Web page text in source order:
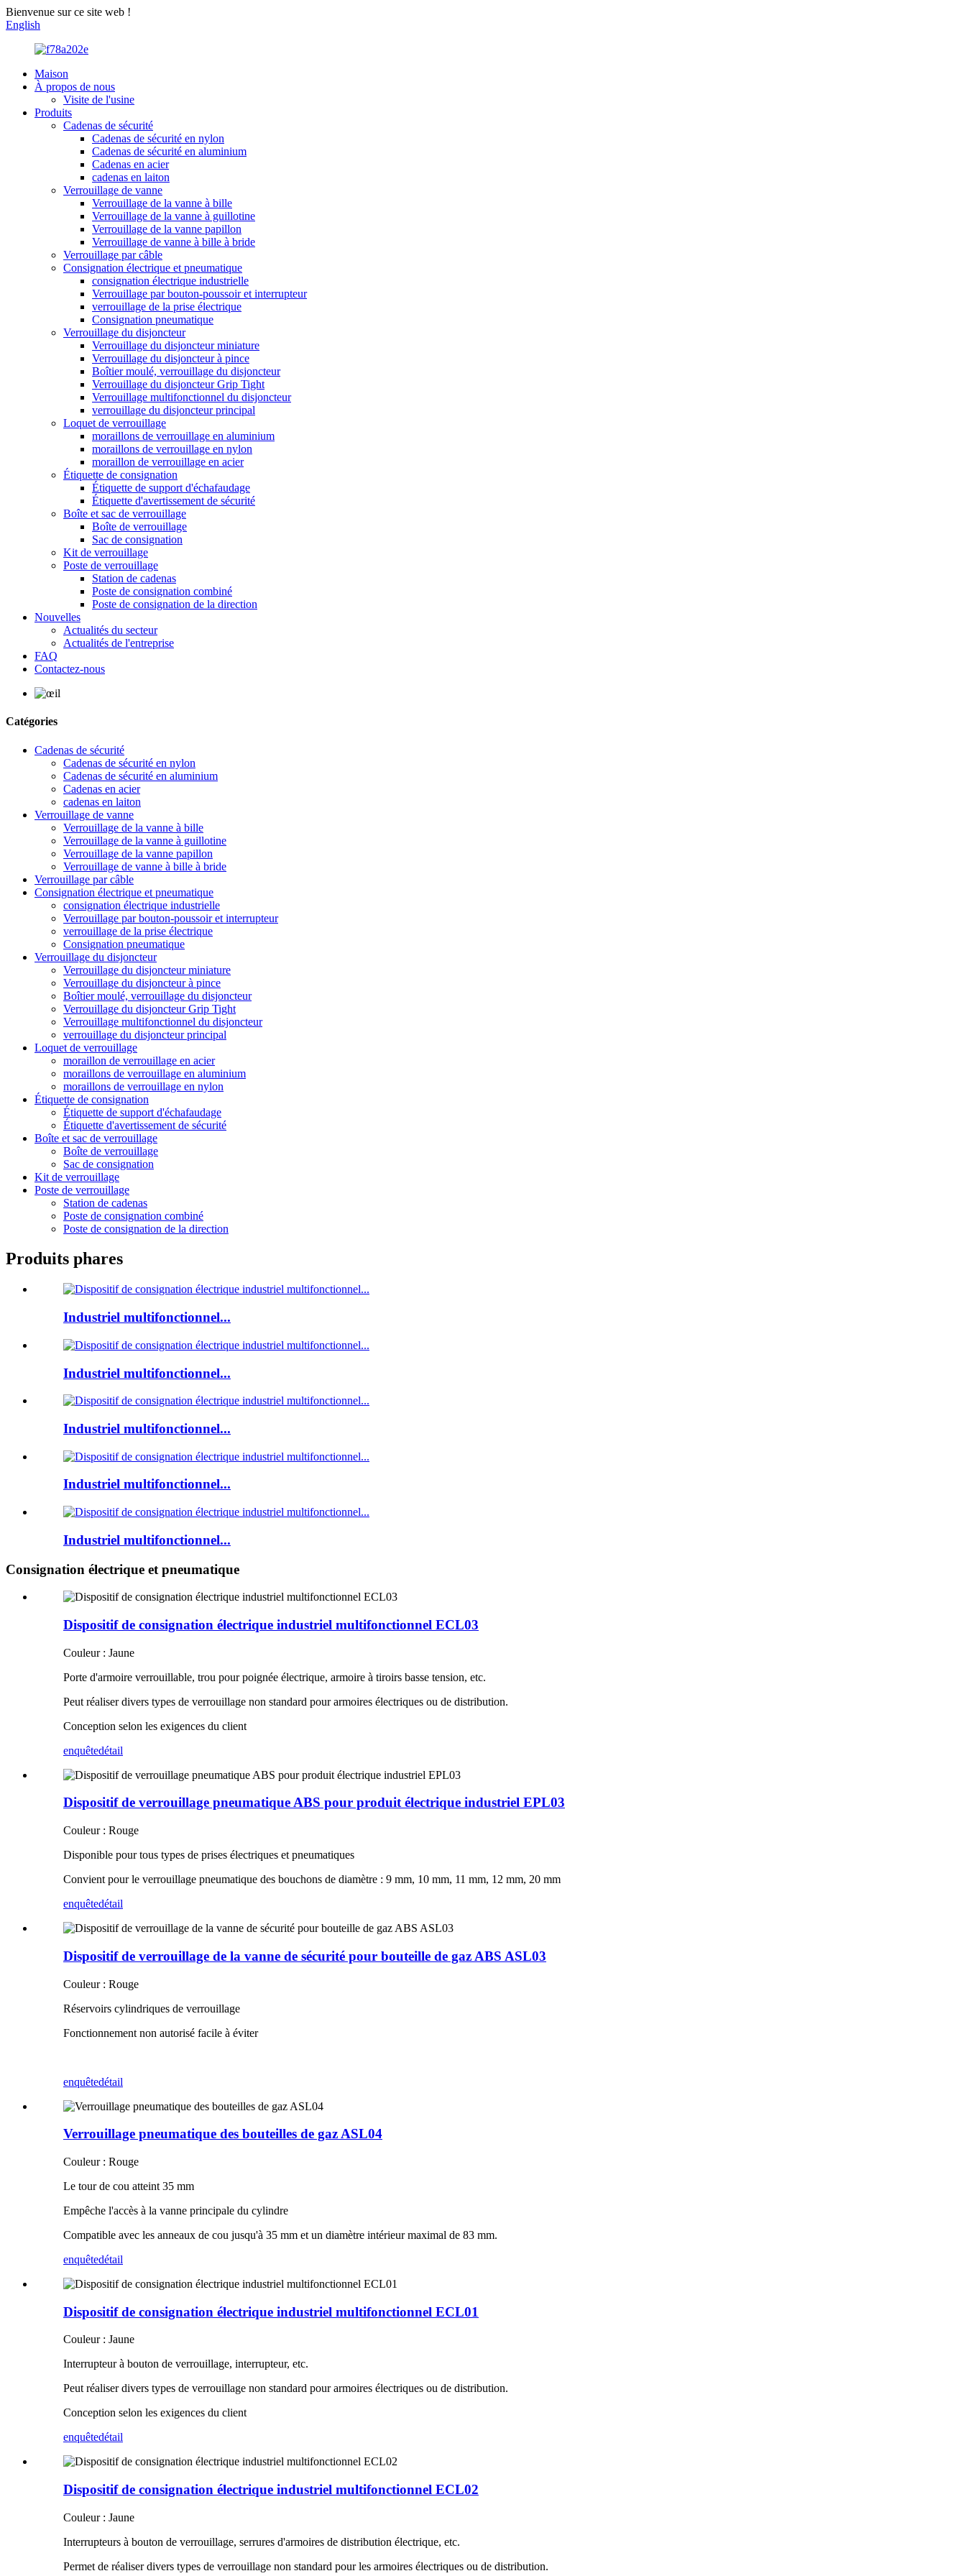
Bienvenue sur ce site web !
English
Maison
À propos de nous
Visite de l'usine
Produits
Cadenas de sécurité
Cadenas de sécurité en nylon
Cadenas de sécurité en aluminium
Cadenas en acier
cadenas en laiton
Verrouillage de vanne
Verrouillage de la vanne à bille
Verrouillage de la vanne à guillotine
Verrouillage de la vanne papillon
Verrouillage de vanne à bille à bride
Verrouillage par câble
Consignation électrique et pneumatique
consignation électrique industrielle
Verrouillage par bouton-poussoir et interrupteur
verrouillage de la prise électrique
Consignation pneumatique
Verrouillage du disjoncteur
Verrouillage du disjoncteur miniature
Verrouillage du disjoncteur à pince
Boîtier moulé, verrouillage du disjoncteur
Verrouillage du disjoncteur Grip Tight
Verrouillage multifonctionnel du disjoncteur
verrouillage du disjoncteur principal
Loquet de verrouillage
moraillons de verrouillage en aluminium
moraillons de verrouillage en nylon
moraillon de verrouillage en acier
Étiquette de consignation
Étiquette de support d'échafaudage
Étiquette d'avertissement de sécurité
Boîte et sac de verrouillage
Boîte de verrouillage
Sac de consignation
Kit de verrouillage
Poste de verrouillage
Station de cadenas
Poste de consignation combiné
Poste de consignation de la direction
Nouvelles
Actualités du secteur
Actualités de l'entreprise
FAQ
Contactez-nous
Catégories
Cadenas de sécurité
Cadenas de sécurité en nylon
Cadenas de sécurité en aluminium
Cadenas en acier
cadenas en laiton
Verrouillage de vanne
Verrouillage de la vanne à bille
Verrouillage de la vanne à guillotine
Verrouillage de la vanne papillon
Verrouillage de vanne à bille à bride
Verrouillage par câble
Consignation électrique et pneumatique
consignation électrique industrielle
Verrouillage par bouton-poussoir et interrupteur
verrouillage de la prise électrique
Consignation pneumatique
Verrouillage du disjoncteur
Verrouillage du disjoncteur miniature
Verrouillage du disjoncteur à pince
Boîtier moulé, verrouillage du disjoncteur
Verrouillage du disjoncteur Grip Tight
Verrouillage multifonctionnel du disjoncteur
verrouillage du disjoncteur principal
Loquet de verrouillage
moraillon de verrouillage en acier
moraillons de verrouillage en aluminium
moraillons de verrouillage en nylon
Étiquette de consignation
Étiquette de support d'échafaudage
Étiquette d'avertissement de sécurité
Boîte et sac de verrouillage
Boîte de verrouillage
Sac de consignation
Kit de verrouillage
Poste de verrouillage
Station de cadenas
Poste de consignation combiné
Poste de consignation de la direction
Produits phares
Industriel multifonctionnel...
Industriel multifonctionnel...
Industriel multifonctionnel...
Industriel multifonctionnel...
Industriel multifonctionnel...
Consignation électrique et pneumatique
Dispositif de consignation électrique industriel multifonctionnel ECL03
Couleur : Jaune
Porte d'armoire verrouillable, trou pour poignée électrique, armoire à tiroirs basse tension, etc.
Peut réaliser divers types de verrouillage non standard pour armoires électriques ou de distribution.
Conception selon les exigences du client
enquêtedétail
Dispositif de verrouillage pneumatique ABS pour produit électrique industriel EPL03
Couleur : Rouge
Disponible pour tous types de prises électriques et pneumatiques
Convient pour le verrouillage pneumatique des bouchons de diamètre : 9 mm, 10 mm, 11 mm, 12 mm, 20 mm
enquêtedétail
Dispositif de verrouillage de la vanne de sécurité pour bouteille de gaz ABS ASL03
Couleur : Rouge
Réservoirs cylindriques de verrouillage
Fonctionnement non autorisé facile à éviter
enquêtedétail
Verrouillage pneumatique des bouteilles de gaz ASL04
Couleur : Rouge
Le tour de cou atteint 35 mm
Empêche l'accès à la vanne principale du cylindre
Compatible avec les anneaux de cou jusqu'à 35 mm et un diamètre intérieur maximal de 83 mm.
enquêtedétail
Dispositif de consignation électrique industriel multifonctionnel ECL01
Couleur : Jaune
Interrupteur à bouton de verrouillage, interrupteur, etc.
Peut réaliser divers types de verrouillage non standard pour armoires électriques ou de distribution.
Conception selon les exigences du client
enquêtedétail
Dispositif de consignation électrique industriel multifonctionnel ECL02
Couleur : Jaune
Interrupteurs à bouton de verrouillage, serrures d'armoires de distribution électrique, etc.
Permet de réaliser divers types de verrouillage non standard pour les armoires électriques ou de distribution.